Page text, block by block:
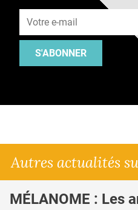
S'ABONNER
Autres actualités
MÉLANOME : Les